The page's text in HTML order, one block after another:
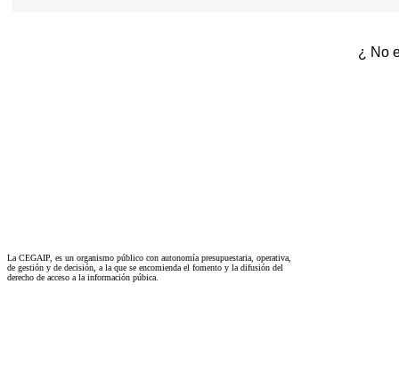
¿ No
La CEGAIP, es un organismo público con autonomía presupuestaria, operativa,
de gestión y de decisión, a la que se encomienda el fomento y la difusión del
derecho de acceso a la información púbica.